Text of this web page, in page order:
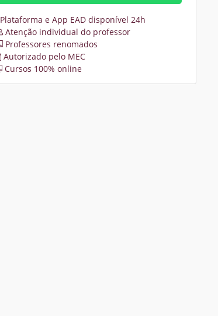
Plataforma e App EAD disponível 24h
Atenção individual do professor
Professores renomados
Autorizado pelo MEC
Cursos 100% online